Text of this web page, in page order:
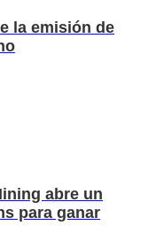
la emisión de
abre un
para ganar